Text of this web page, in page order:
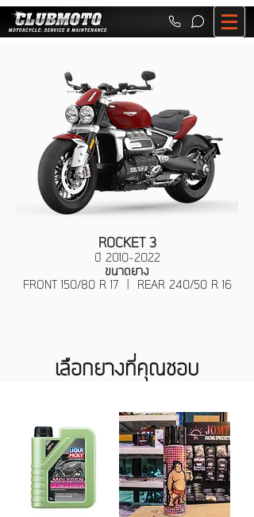
ROCKET 3
ปี 2010-2022
ขนาดยาง
FRONT 150/80 R 17 | REAR 240/50 R 16
เลือกยางที่คุณชอบ